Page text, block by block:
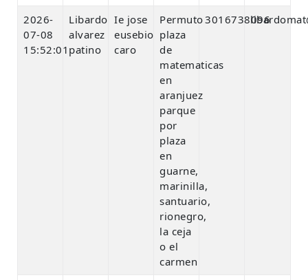
2026-
07-08
15:52:01
Libardo
alvarez
patino
Ie jose
eusebio
caro
Permuto
plaza
de
matematicas
en
aranjuez
parque
por
plaza
en
guarne,
marinilla,
santuario,
rionegro,
la ceja
o el
carmen
3016738096